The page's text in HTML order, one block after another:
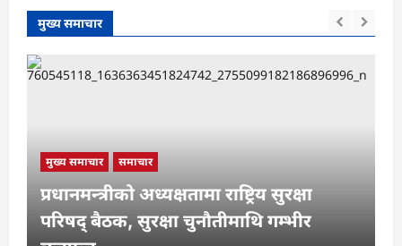
मुख्य समाचार
मुख्य समाचार समाचार
प्रधानमन्त्रीको अध्यक्षतामा राष्ट्रिय सुरक्षा
परिषद् बैठक, सुरक्षा चुनौतीमाथि गम्भीर